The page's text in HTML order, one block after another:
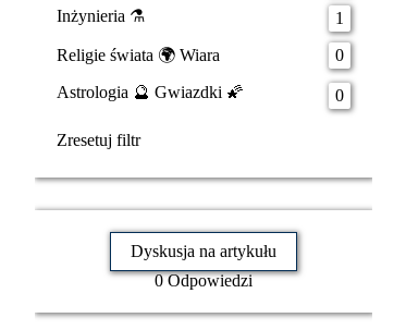
Inżynieria ⚗️
1
Religie świata 🌍 Wiara
0
Astrologia 🔮 Gwiazdki 🌠
0
Zresetuj filtr
Dyskusja na artykułu
0 Odpowiedzi